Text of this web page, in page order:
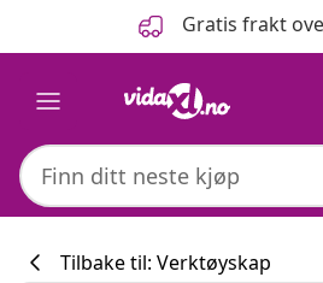
Gratis frakt
Tilbake til: Verktøyskap